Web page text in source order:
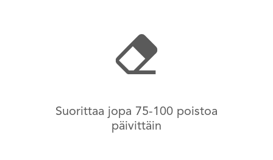
Suorittaa jopa 75-100 poistoa
päivittäin